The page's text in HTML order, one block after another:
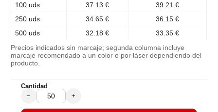
100 uds
37.13 €
39.21 €
250 uds
34.65 €
36.15 €
500 uds
32.18 € 33.35 €
Precios indicados sin marcaje; segunda columna incluye
marcaje recomendado a un color o por láser dependiendo del
producto.
Cantidad
− +